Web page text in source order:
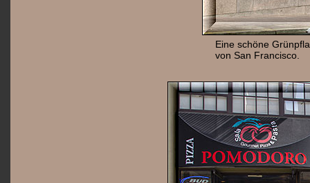
Eine schöne
von San Francisco.